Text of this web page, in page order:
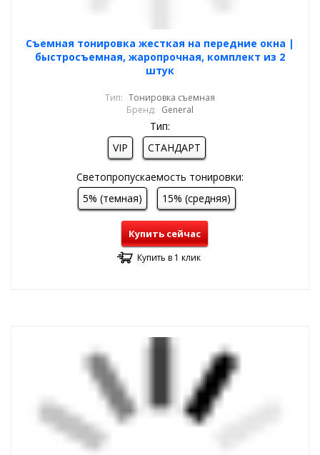
Cъемная тонировка жесткая на передние окна |
быстросъемная, жаропрочная, комплект из 2
штук
Тип: Тонировка съемная
Бренд: General
Тип:
VIP
СТАНДАРТ
Светопропускаемость тонировки:
5% (темная)
15% (средняя)
Купить сейчас
Купить в 1 клик